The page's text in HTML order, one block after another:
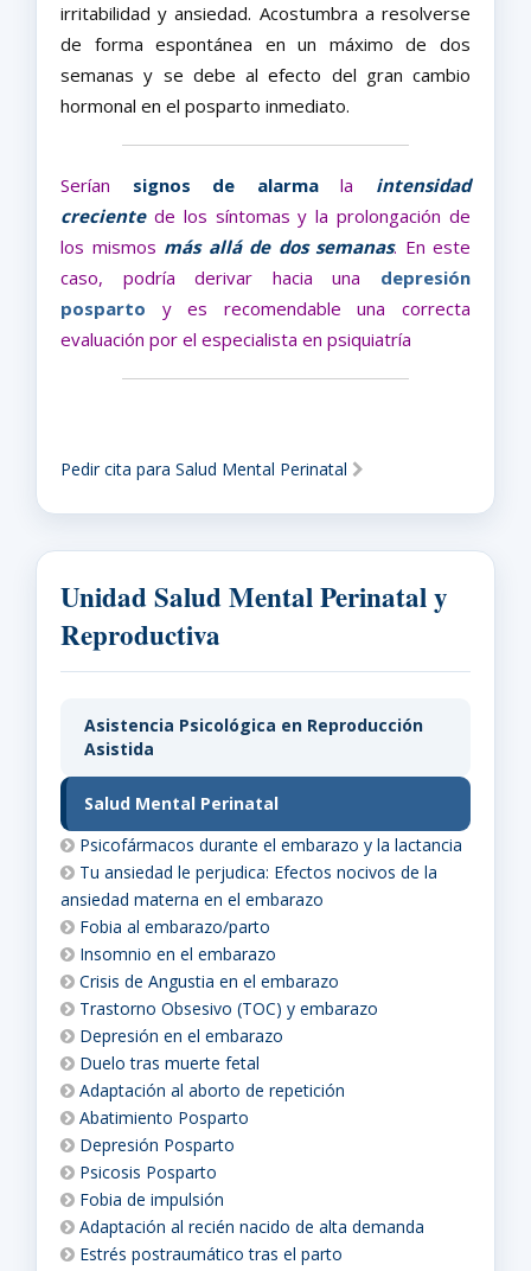
irritabilidad y ansiedad. Acostumbra a resolverse
de forma espontánea en un máximo de dos
semanas y se debe al efecto del gran cambio
hormonal en el posparto inmediato.
Serían signos de alarmala intensidad
crecientede los síntomas y la prolongación de
los mismos más allá de dos semanas. En este
caso, podría derivar hacia una
depresión
posparto y es recomendable una correcta
evaluación por el especialista en psiquiatría
Pedir cita para Salud Mental Perinatal
Unidad Salud Mental Perinatal y
Reproductiva
Asistencia Psicológica en Reproducción
Asistida
Salud Mental Perinatal
Psicofármacos durante el embarazo y la lactancia
Tu ansiedad le perjudica: Efectos nocivos de la
ansiedad materna en el embarazo
Fobia al embarazo/parto
Insomnio en el embarazo
Crisis de Angustia en el embarazo
Trastorno Obsesivo (TOC) y embarazo
Depresión en el embarazo
Duelo tras muerte fetal
Adaptación al aborto de repetición
Abatimiento Posparto
Depresión Posparto
Psicosis Posparto
Fobia de impulsión
Adaptación al recién nacido de alta demanda
Estrés postraumático tras el parto